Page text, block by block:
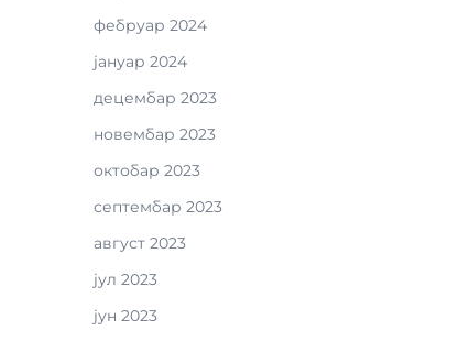
фебруар 2024
јануар 2024
децембар 2023
новембар 2023
октобар 2023
септембар 2023
август 2023
јул 2023
јун 2023